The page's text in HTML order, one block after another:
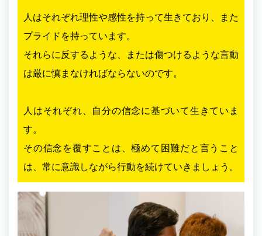
人はそれぞれ理性や感性を持って生きており、また
プライドを持っています。
それらに反するような、または傷つけるような言動
は厳に慎まなければならないのです。
人はそれぞれ、自分の信念に基づいて生きていま
す。
その信念を覆すことは、極めて困難だと言うこと
は、常に意識しながら行動を続けていきましょう。